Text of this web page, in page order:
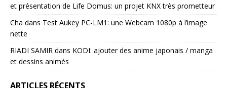
et présentation de Life Domus: un projet KNX très prometteur
Cha dans Test Aukey PC-LM1: une Webcam 1080p à l’image
nette
RIADI SAMIR dans KODI: ajouter des anime japonais / manga
et dessins animés
ARTICLES RÉCENTS